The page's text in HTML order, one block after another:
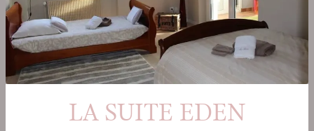
LA SUITE EDEN